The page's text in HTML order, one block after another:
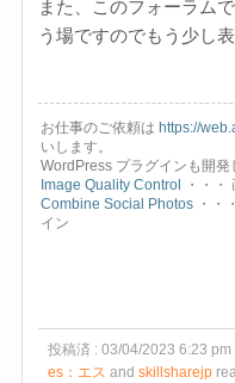
また、このフォーラム
う場ですのでもう少し
お仕事のご依頼は https://
いします。
WordPress プラグインも開発
Image Quality Control ・・・
Combine Social Photos・・
イン
投稿済 : 03/04/2023 6:23 pm
es：エス and skillsharejp